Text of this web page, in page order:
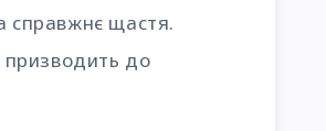
справжнє щастя.
призводить до